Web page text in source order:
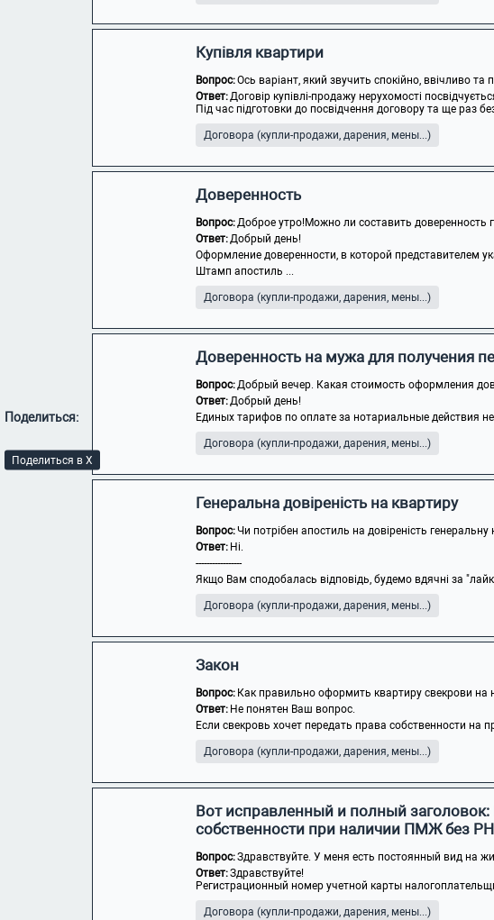
Поделиться:
Поделиться в X
Купівля квартири
Вопрос:Ось варіант, який звучить спокійно, ввічливо
Ответ:Договір купівлі-продажу нерухомості
Під час підготовки до посвідчення договору та ще раз
Договора (купли-продажи, дарения, мены...)
Доверенность
Вопрос:Доброе утро!Можно ли составить доверенность
Ответ:Добрый день!
Оформление доверенности, в которой представителем
Штамп апостиль ...
Договора (купли-продажи, дарения, мены...)
Доверенность на мужа для получения
Вопрос:Добрый вечер. Какая стоимость оформления
Ответ:Добрый день!
Единых тарифов по оплате за нотариальные действия
Договора (купли-продажи, дарения, мены...)
Генеральна довіреність на квартиру
Вопрос:Чи потрібен апостиль на довіреність
Ответ: Ні.
-----------------
Якщо Вам сподобалась відповідь, будемо вдячні за
Договора (купли-продажи, дарения, мены...)
Закон
Вопрос: Как правильно оформить квартиру свекрови на
Ответ: Не понятен Ваш вопрос.
Если свекровь хочет передать права собственности на
Договора (купли-продажи, дарения, мены...)
Вот исправленный и полный
собственности при наличии ПМЖ без
Вопрос:Здравствуйте. У меня есть постоянный вид на
Ответ:Здравствуйте!
Регистрационный номер учетной карты
Договора (купли-продажи, дарения, мены...)